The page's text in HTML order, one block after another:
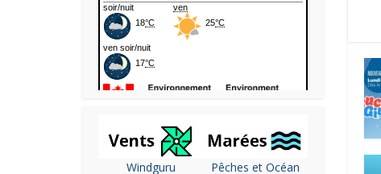
Windguru
Pêches et Océan